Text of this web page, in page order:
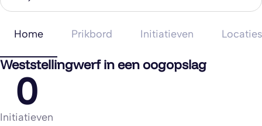
Home Prikbord Initiatieven Locaties
Weststellingwerf in een oogopslag
0
Initiatieven